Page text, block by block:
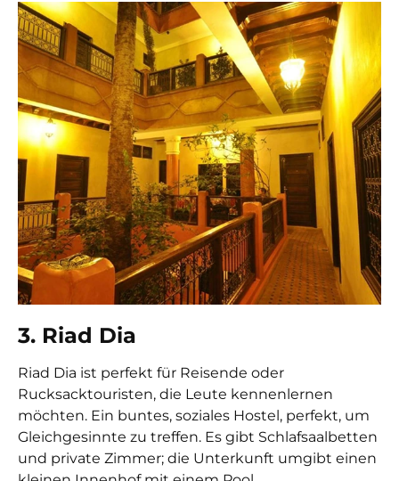
3. Riad Dia
Riad Dia ist perfekt für Reisende oder
Rucksacktouristen, die Leute kennenlernen
möchten. Ein buntes, soziales Hostel, perfekt, um
Gleichgesinnte zu treffen. Es gibt Schlafsaalbetten
und private Zimmer; die Unterkunft umgibt einen